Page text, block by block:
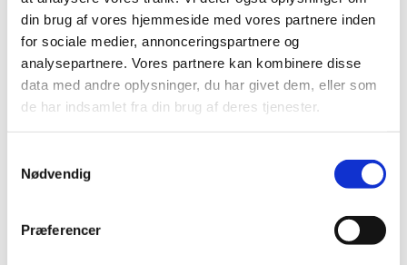
din brug af vores hjemmeside med vores partnere inden
for sociale medier, annonceringspartnere og
analysepartnere. Vores partnere kan kombinere disse
data med andre oplysninger, du har givet dem, eller som
de har indsamlet fra din brug af deres tjenester.
Nødvendig
Præferencer